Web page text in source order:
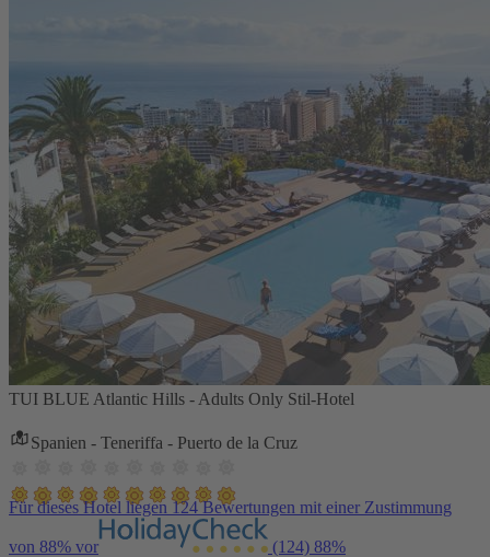
TUI BLUE Atlantic Hills - Adults Only Stil-Hotel
Spanien - Teneriffa - Puerto de la Cruz
Für dieses Hotel liegen 124 Bewertungen mit einer Zustimmung
von 88% vor (124) 88%